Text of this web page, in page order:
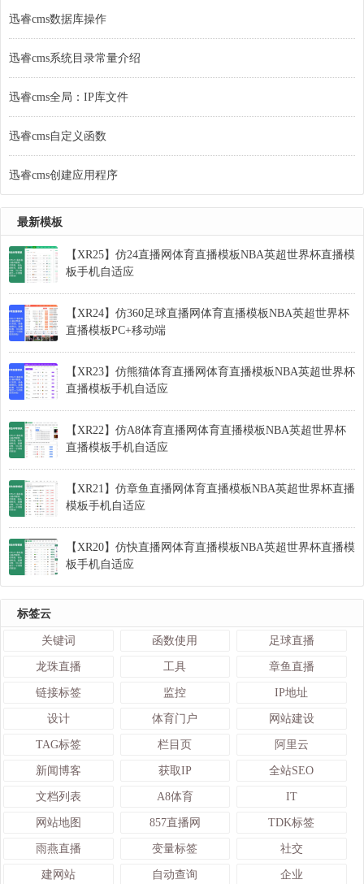
迅睿cms数据库操作
迅睿cms系统目录常量介绍
迅睿cms全局：IP库文件
迅睿cms自定义函数
迅睿cms创建应用程序
最新模板
【XR25】仿24直播网体育直播模板NBA英超世界杯直播模
板手机自适应
【XR24】仿360足球直播网体育直播模板NBA英超世界杯
直播模板PC+移动端
【XR23】仿熊猫体育直播网体育直播模板NBA英超世界杯
直播模板手机自适应
【XR22】仿A8体育直播网体育直播模板NBA英超世界杯
直播模板手机自适应
【XR21】仿章鱼直播网体育直播模板NBA英超世界杯直播
模板手机自适应
【XR20】仿快直播网体育直播模板NBA英超世界杯直播模
板手机自适应
标签云
关键词 函数使用 足球直播
龙珠直播 工具 章鱼直播
链接标签 监控 IP地址
设计 体育门户 网站建设
TAG标签 栏目页 阿里云
新闻博客 获取IP 全站SEO
文档列表 A8体育 IT
网站地图 857直播网 TDK标签
雨燕直播 变量标签 社交
建网站 自动查询 企业